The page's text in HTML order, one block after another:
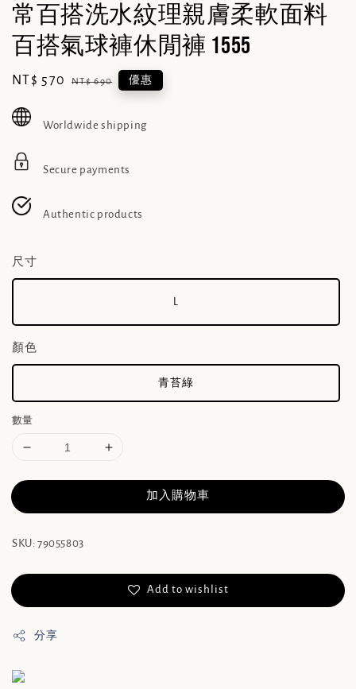
常百搭洗水紋理親膚柔軟面料
百搭氣球褲休閒褲 1555
Sale
NT$ 570 Regular
NT$ 690 優惠
Worldwide shipping
Secure payments
Authentic products
尺寸
L
顏色
青苔綠
數量
加入購物車
SKU: 79055803
Add to wishlist
分享